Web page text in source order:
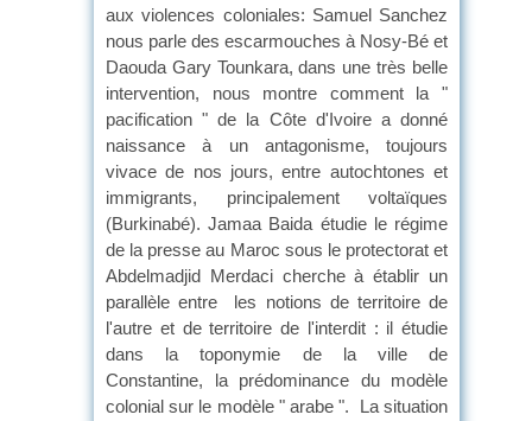
aux violences coloniales: Samuel Sanchez
nous parle des escarmouches à Nosy-Bé et
Daouda Gary Tounkara, dans une très belle
intervention, nous montre comment la "
pacification " de la Côte d'Ivoire a donné
naissance à un antagonisme, toujours
vivace de nos jours, entre autochtones et
immigrants, principalement voltaïques
(Burkinabé). Jamaa Baida étudie le régime
de la presse au Maroc sous le protectorat et
Abdelmadjid Merdaci cherche à établir un
parallèle entre les notions de territoire de
l'autre et de territoire de l'interdit : il étudie
dans la toponymie de la ville de
Constantine, la prédominance du modèle
colonial sur le modèle " arabe ". La situation